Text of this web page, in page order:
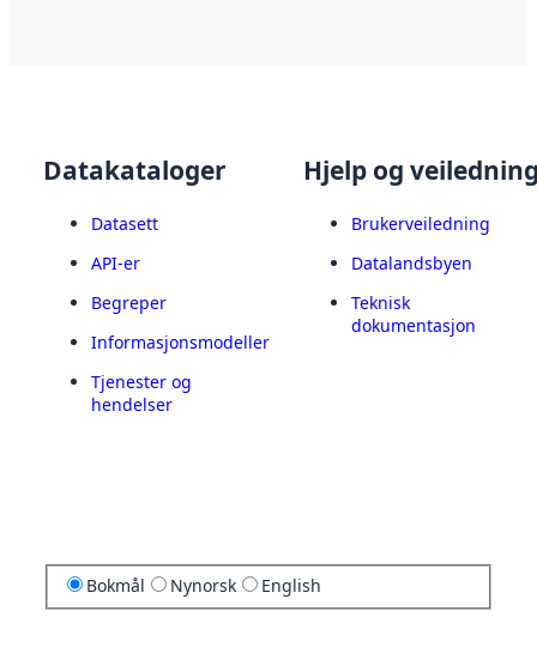
Datakataloger
Datasett
API-er
Begreper
Informasjonsmodeller
Tjenester og
hendelser
Hjelp og
Brukerveiledning
Datalandsbyen
Teknisk
dokumentasjon
Bokmål Nynorsk English